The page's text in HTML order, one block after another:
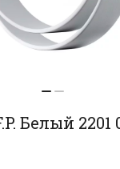
Белый 2201